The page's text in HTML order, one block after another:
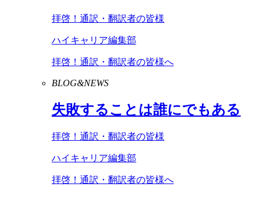
拝啓！通訳・翻訳者の皆様
ハイキャリア編集部
拝啓！通訳・翻訳者の皆様へ
BLOG&NEWS
失敗することは誰にでもある
拝啓！通訳・翻訳者の皆様
ハイキャリア編集部
拝啓！通訳・翻訳者の皆様へ